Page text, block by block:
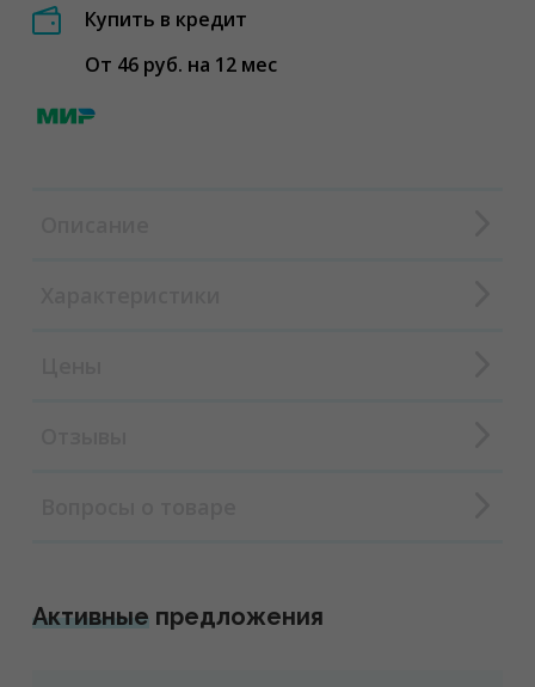
Купить в кредит
От 46 руб. на 12 мес
Активные предложения